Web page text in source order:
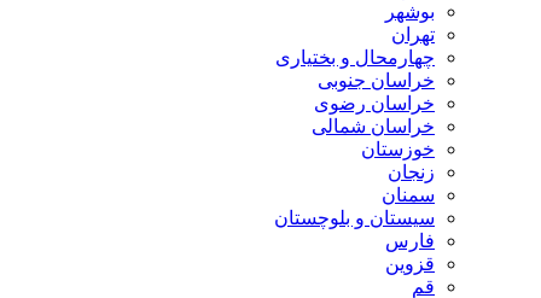
بوشهر
تهران
چهارمحال و بختیاری
خراسان جنوبی
خراسان رضوی
خراسان شمالی
خوزستان
زنجان
سمنان
سیستان و بلوچستان
فارس
قزوین
قم